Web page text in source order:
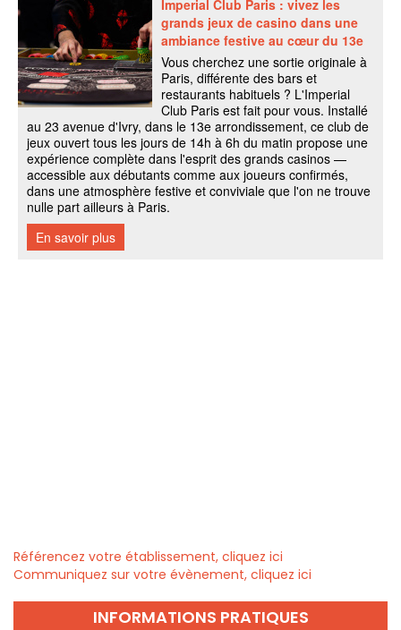
Référencez votre établissement, cliquez ici
Communiquez sur votre évènement, cliquez ici
INFORMATIONS PRATIQUES